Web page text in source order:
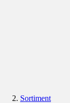
Sortiment